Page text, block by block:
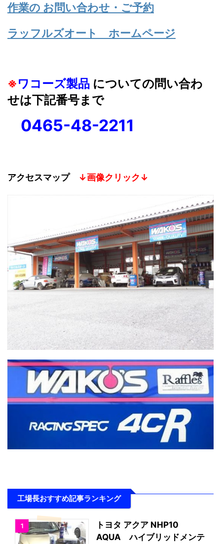
作業の お問い合わせ・ご予約
ラッフルズオート ホームページ
※ワコーズ製品 についての問い合わ
せは下記番号まで
0465-48-2211
アクセスマップ ↓画像クリック↓
工場長おすすめ記事ランキング
1
トヨタ アクア NHP10
AQUA ハイブリッドメンテ